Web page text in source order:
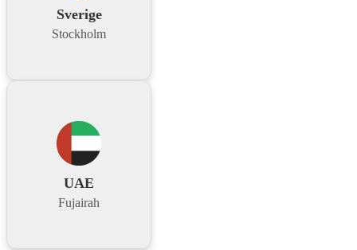
Sverige
Stockholm
UAE
Fujairah